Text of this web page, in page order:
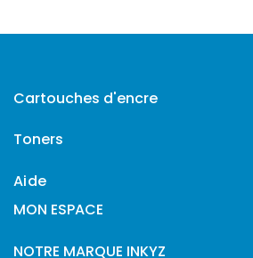
Cartouches d'encre
Toners
Aide
MON ESPACE
NOTRE MARQUE INKYZ